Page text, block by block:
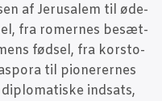
af Jerus­a­lem til øde­
fra romer­nes besæt­
fød­sel, fra kor­sto­
til pio­ne­rer­nes
ind­sats,